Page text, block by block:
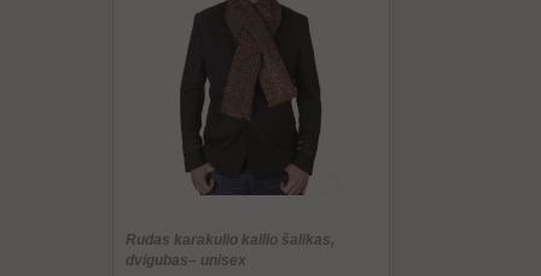
Rudas karakulio kailio šalikas,
dvigubas– unisex